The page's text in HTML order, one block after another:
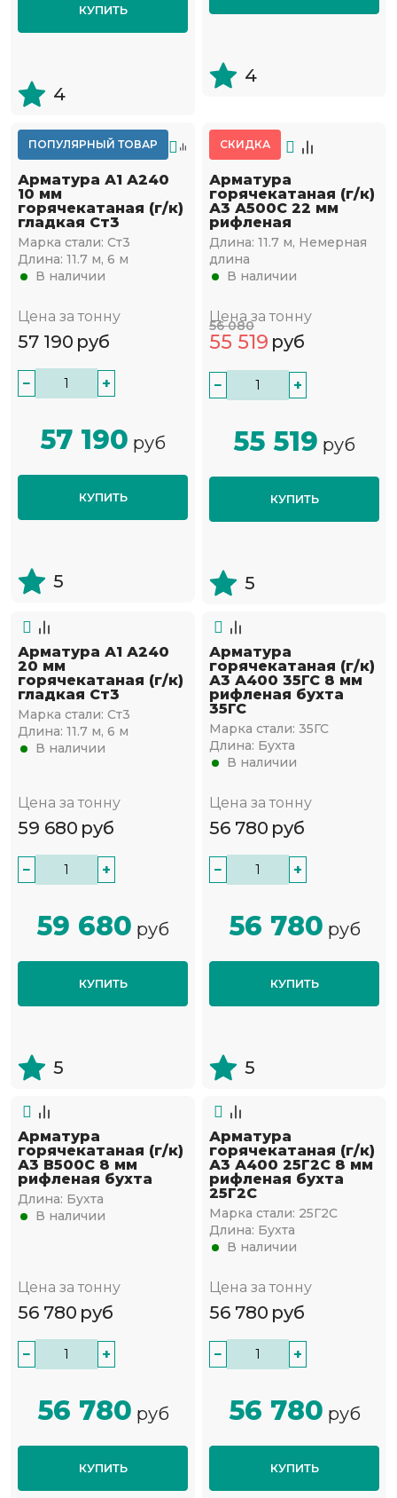
КУПИТЬ
4
4
ПОПУЛЯРНЫЙ ТОВАР
Арматура А1 А240
10 мм
горячекатаная (г/к)
гладкая Ст3
Марка стали: Ст3
Длина: 11.7 м, 6 м
В наличии
Цена за тонну
57 190 руб
− +
57 190 руб
КУПИТЬ
5
СКИДКА
Арматура
горячекатаная (г/к)
А3 А500С 22 мм
рифленая
Длина: 11.7 м, Немерная
длина
В наличии
Цена за тонну
56 080
55 519 руб
− +
55 519 руб
КУПИТЬ
5
Арматура А1 А240
20 мм
горячекатаная (г/к)
гладкая Ст3
Марка стали: Ст3
Длина: 11.7 м, 6 м
В наличии
Цена за тонну
59 680 руб
− +
59 680 руб
КУПИТЬ
5
Арматура
горячекатаная (г/к)
А3 А400 35ГС 8 мм
рифленая бухта
35ГС
Марка стали: 35ГС
Длина: Бухта
В наличии
Цена за тонну
56 780 руб
− +
56 780 руб
КУПИТЬ
5
Арматура
горячекатаная (г/к)
А3 В500С 8 мм
рифленая бухта
Длина: Бухта
В наличии
Цена за тонну
56 780 руб
− +
56 780 руб
КУПИТЬ
Арматура
горячекатаная (г/к)
А3 А400 25Г2С 8 мм
рифленая бухта
25Г2С
Марка стали: 25Г2С
Длина: Бухта
В наличии
Цена за тонну
56 780 руб
− +
56 780 руб
КУПИТЬ